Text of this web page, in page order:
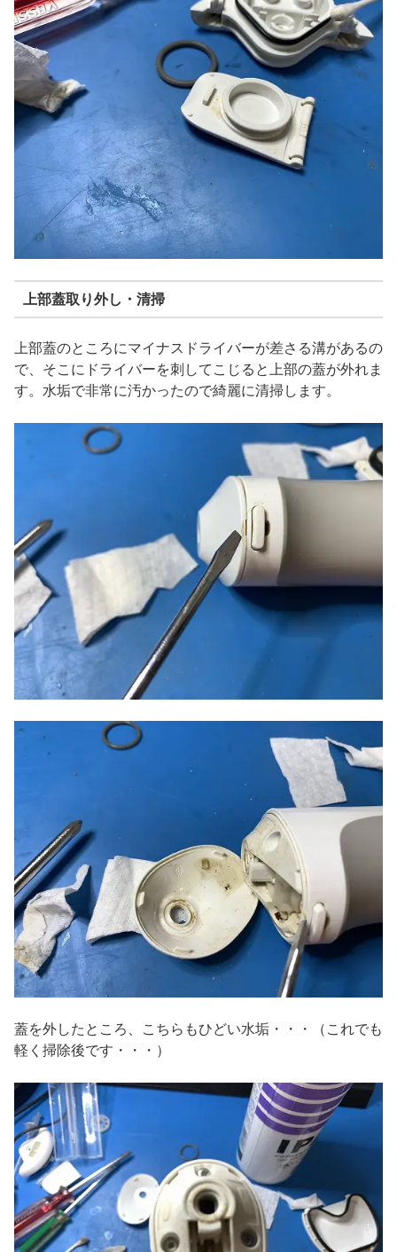
上部蓋取り外し・清掃
上部蓋のところにマイナスドライバーが差さる溝があるの
で、そこにドライバーを刺してこじると上部の蓋が外れま
す。水垢で非常に汚かったので綺麗に清掃します。
蓋を外したところ、こちらもひどい水垢・・・（これでも
軽く掃除後です・・・）